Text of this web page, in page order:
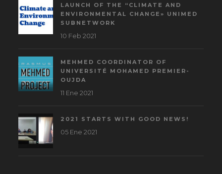
LAUNCH OF THE “CLIMATE AND
ENVIRONMENTAL CHANGE» UNIMED
SUBNETWORK
10 Feb 2021
MEHMED COORDINATOR OF
UNIVERSITÉ MOHAMED PREMIER-
OUJDA
11 Ene 2021
2021 STARTS WITH GOOD NEWS!
05 Ene 2021